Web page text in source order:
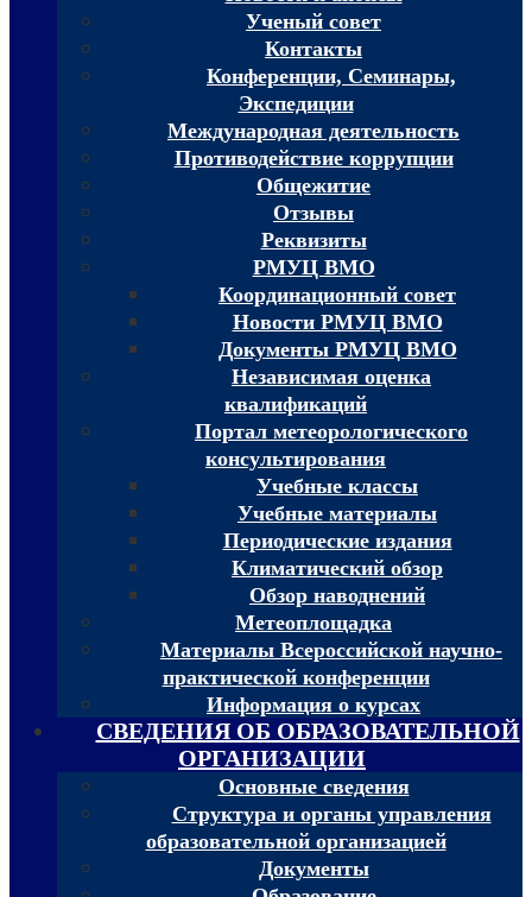
Ученый совет
Контакты
Конференции, Семинары,
Экспедиции
Международная деятельность
Противодействие коррупции
Общежитие
Отзывы
Реквизиты
РМУЦ ВМО
Координационный совет
Новости РМУЦ ВМО
Документы РМУЦ ВМО
Независимая оценка
квалификаций
Портал метеорологического
консультирования
Учебные классы
Учебные материалы
Периодические издания
Климатический обзор
Обзор наводнений
Метеоплощадка
Материалы Всероссийской научно-
практической конференции
Информация о курсах
СВЕДЕНИЯ ОБ ОБРАЗОВАТЕЛЬНОЙ
ОРГАНИЗАЦИИ
Основные сведения
Структура и органы управления
образовательной организацией
Документы